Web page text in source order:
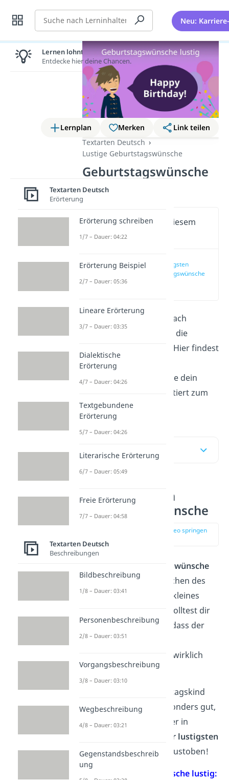
Suche Neu:
Lernplan Merken
Link teilen
Textarten Deutsch
Lustige Geburtstagswünsche
Geburtstagswünsche
lustig
Wichtige Inhalte in diesem
Video
Die 5 lustigsten
Geburtstagswünsche
Du bist auf der Suche nach
Geburtstagswünschen
, die
sind? Hier findest
du über 70 lustige
Geburtstagssprüche, die dein
Geburtstagskind garantiert zum
Grinsen bringen!
Inhaltsübersicht
Die 5 lustigsten
Geburtstagswünsche
zur Stelle im Video springen
Geburtstagswünsche
lustig, ist schon das Lachen des
Geburtstagskindes ein kleines
Geschenk für sich. Du solltest dir
dafür aber sicher sein, dass der
Held des Tages den
Geburtstagsgruß auch wirklich
witzig findet.
Kennst du das Geburtstagskind
und seinen Humor besonders gut,
dann kannst du dich hier in
Schatzkiste der lustigsten
Geburtstagswünsche
austoben!
Top 5 Geburtstagswünsche lustig:
Lernen lohnt sich!
Entdecke hier deine Chancen.
Textarten Deutsch
Erörterung
Erörterung schreiben
1/7 – Dauer: 04:22
Erörterung Beispiel
2/7 – Dauer: 05:36
Lineare Erörterung
3/7 – Dauer: 03:35
Dialektische
Erörterung
4/7 – Dauer: 04:26
Textgebundene
Erörterung
5/7 – Dauer: 04:26
Literarische Erörterung
6/7 – Dauer: 05:49
Freie Erörterung
7/7 – Dauer: 04:58
Textarten Deutsch
Beschreibungen
Bildbeschreibung
1/8 – Dauer: 03:41
Personenbeschreibung
2/8 – Dauer: 03:51
Vorgangsbeschreibung
3/8 – Dauer: 03:10
Wegbeschreibung
4/8 – Dauer: 03:21
Gegenstandsbeschreib
ung